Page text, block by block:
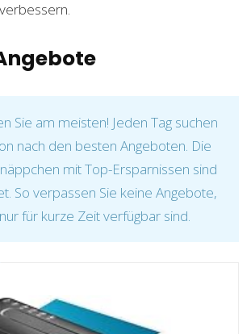
Sie am meisten! Jeden Tag suchen
nach den besten Angeboten. Die
mit Top-Ersparnissen sind
So verpassen Sie keine Angebote,
für kurze Zeit verfügbar sind.